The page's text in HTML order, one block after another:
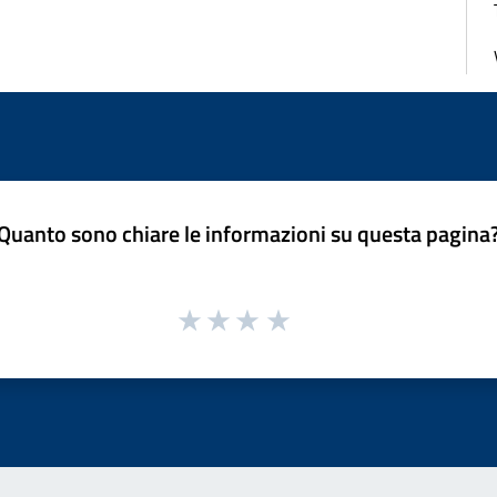
sono chiare le informazioni su questa